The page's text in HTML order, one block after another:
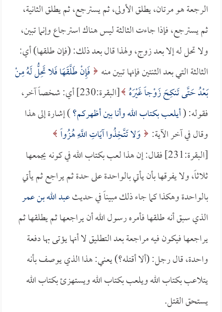
الرجعة هو مرتان، يطلق الأولى، ثم يسترجع، ثم يطلق الثانية،
ثم يسترجع، فإذا جاءت الثالثة ليس هناك استرجاع وإنما تبين،
ولا تحل له إلا بعد زوج، ولهذا قال بعد ذلك: (فإن طلقها) أي:
الثالثة التي بعد الثنتين فإنها تبين منه
فَإِنْ طَلَّقَهَا فَلا تَحِلُّ لَهُ مِنْ
بَعْدُ حَتَّى تَنكِحَ زَوْجاً غَيْرَهُ
[البقرة:230] أي: شخصاً آخر،
فقوله: (أيلعب بكتاب الله وأنا بين أظهركم؟) إشارة إلى هذا
وقال في آخر الآية:
وَلا تَتَّخِذُوا آيَاتِ اللَّهِ هُزُواً
[البقرة:231] فقال: إن هذا لعب بكتاب الله في كونه يجمعها
ثلاثاً، ولا يفرقها بأن يأتي بالواحدة على حدة ثم يراجع ثم يأتي
بالواحدة وهكذا كما جاء ذلك مبيناً في حديثعبد الله بن عمر
الذي سبق أنه طلقها فأمره رسول الله أن يراجعها ثم يطلقها ثم
يراجعها فيكون فيه مراجعة بعد التطليق لا أنها يؤتى بها دفعة
واحدة، قال رجل: (ألا أقتله؟) يعني: هذا الذي يوصف بأنه
يتلاعب بكتاب الله ويلعب بكتاب الله ويستهزئ بكتاب الله
يستحق القتل.